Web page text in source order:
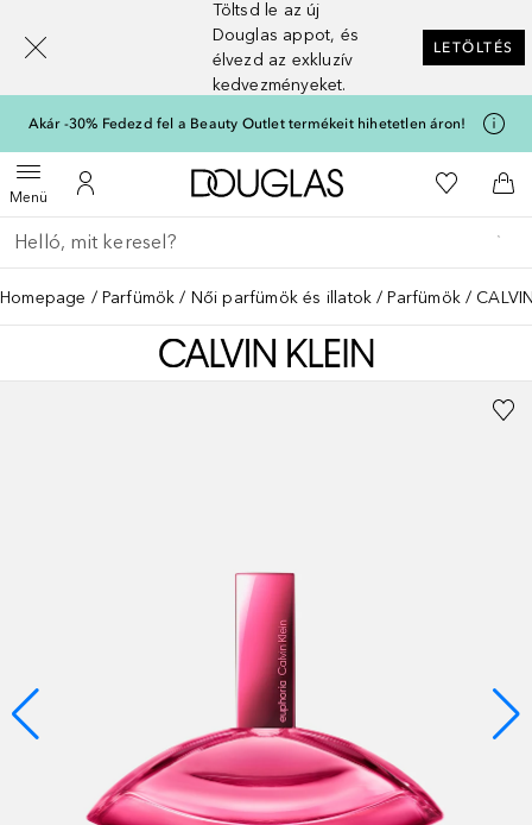
Töltsd le az új
Douglas appot, és
élvezd az exkluzív
kedvezményeket.
LETÖLTÉS
Akár -30% Fedezd fel a Beauty Outlet termékeit hihetetlen áron!
MenüMenü megnyitása
A fiókomhoz
A Douglas Főoldalra
A
Menj vissza
Keresés végrehajtása
Homepage Parfümök Női parfümök és illatok Parfümök
[navigation.slideout.screenreader]